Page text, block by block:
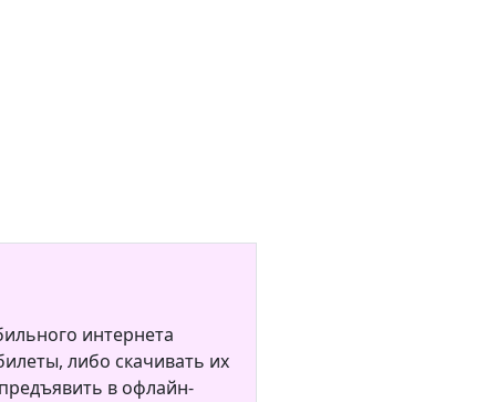
интернета
либо скачивать их
в офлайн-